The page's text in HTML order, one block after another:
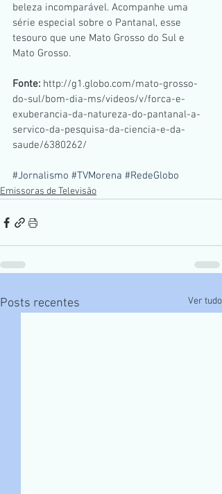
beleza incomparável. Acompanhe uma
série especial sobre o Pantanal, esse
tesouro que une Mato Grosso do Sul e
Mato Grosso.
Fonte: http://g1.globo.com/mato-grosso-
do-sul/bom-dia-ms/videos/v/forca-e-
exuberancia-da-natureza-do-pantanal-a-
servico-da-pesquisa-da-ciencia-e-da-
saude/6380262/
#Jornalismo #TVMorena #RedeGlobo
Emissoras de Televisão
Posts recentes Ver tudo